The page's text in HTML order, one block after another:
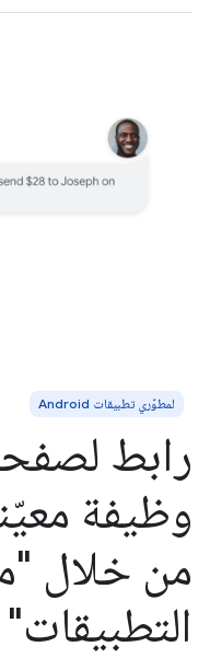
لمطوّري تطبيقات Android
رابط
وظيفة
من خلال
التطبيقات"